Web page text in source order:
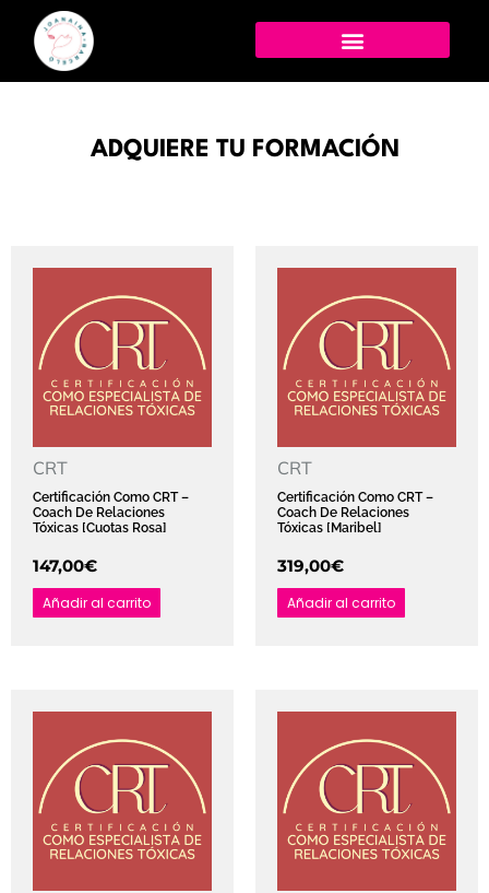
ADQUIERE TU FORMACIÓN
CRT
Certificación Como CRT –
Coach De Relaciones
Tóxicas [Cuotas Rosa]
147,00€
Añadir al carrito
CRT
Certificación Como CRT –
Coach De Relaciones
Tóxicas [Maribel]
319,00€
Añadir al carrito